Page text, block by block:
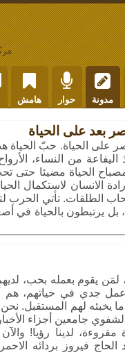
مدونة حوار هامش
بعد على الحياة
على الحياة. حبّ الحياة
من النساء،
الحياة مضيئا حتى
الانسان لاستكمال
الطلقات. تأتي الحرب
يرتبطون بالحياة في
لمَن يقوم بعمله بحب،
عمل جدي في حياتهم،
يخبئه لهم المستقبل.
جامعين أجزاء
لدينا رؤيا!
فيروز بردائه